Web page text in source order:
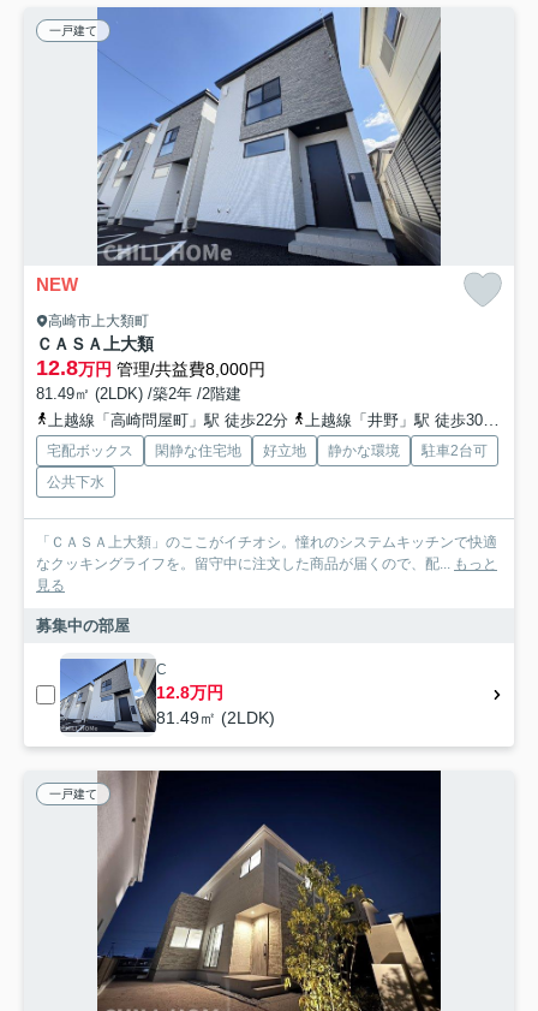
一戸建て
NEW
高崎市上大類町
ＣＡＳＡ上大類
12.8万円 管理/共益費8,000円
81.49㎡ (2LDK) /築2年 /2階建
上越線「高崎問屋町」駅 徒歩22分
上越線「井野」駅 徒歩30分
宅配ボックス 閑静な住宅地 好立地 静かな環境
駐車2台可
公共下水
「ＣＡＳＡ上大類」のここがイチオシ。憧れのシステムキッチンで快適
なクッキングライフを。留守中に注文した商品が届くので、配... もっと
見る
募集中の部屋
C
12.8万円
81.49㎡ (2LDK)
一戸建て